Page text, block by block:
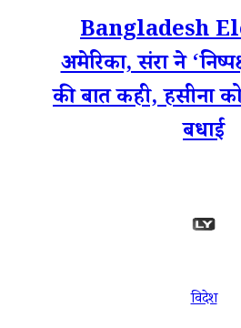
Bangladesh
अमेरिका, संरा ने
की बात कही, हसीना
बधाई
विदेश